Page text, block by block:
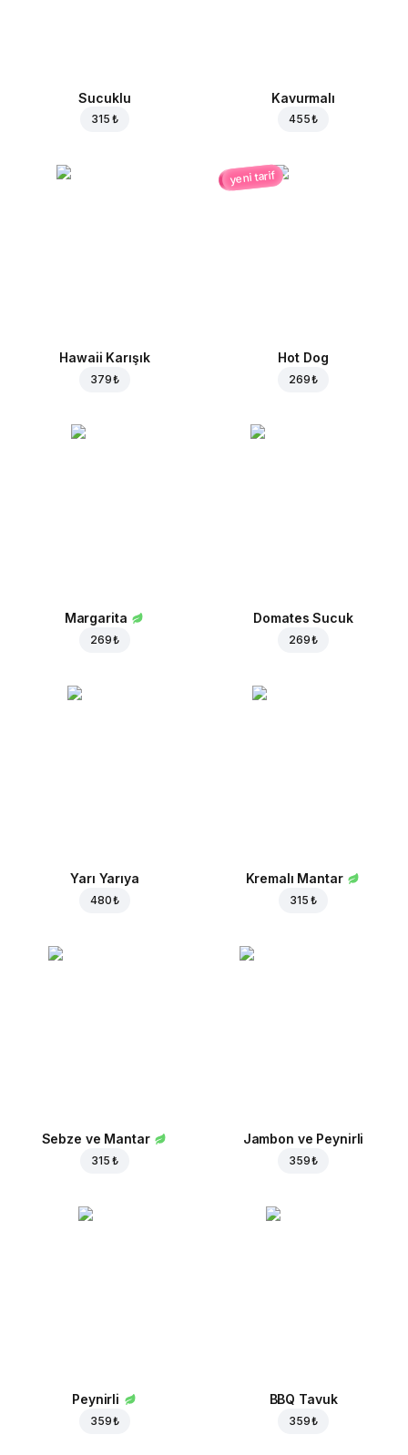
Sucuklu
315 ₺
Kavurmalı
455 ₺
Hawaii Karışık
379 ₺
yeni tarif
Hot Dog
269 ₺
Margarita
269 ₺
Domates Sucuk
269 ₺
Yarı Yarıya
480 ₺
Kremalı Mantar
315 ₺
Sebze ve Mantar
315 ₺
Jambon ve Peynirli
359 ₺
Peynirli
359 ₺
BBQ Tavuk
359 ₺